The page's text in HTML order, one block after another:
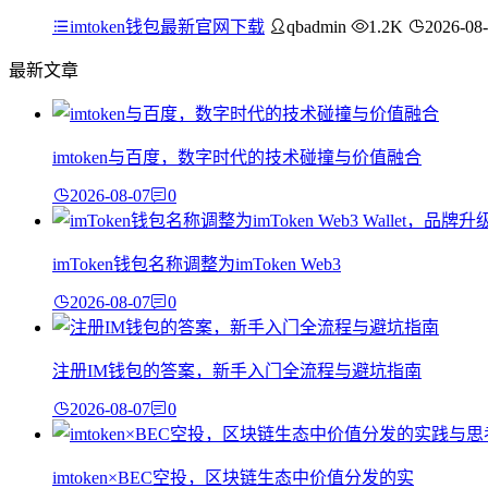
imtoken钱包最新官网下载 qbadmin 1.2K 2026-
最新文章
imtoken与百度，数字时代的技术碰撞与价值融合
2026-08-07 0
imToken钱包名称调整为imToken Web3
2026-08-07 0
注册IM钱包的答案，新手入门全流程与避坑指南
2026-08-07 0
imtoken×BEC空投，区块链生态中价值分发的实